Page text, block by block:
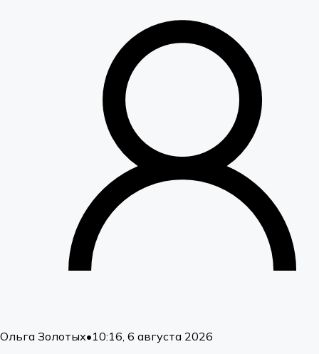
Ольга Золотых•10:16, 6 августа 2026